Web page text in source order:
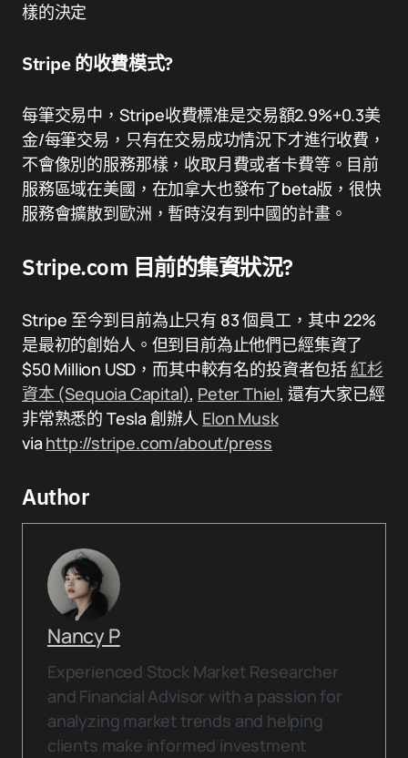
樣的決定
Stripe 的收費模式?
每筆交易中，Stripe收費標准是交易額2.9%+0.3美
金/每筆交易，只有在交易成功情況下才進行收費，
不會像別的服務那樣，收取月費或者卡費等。目前
服務區域在美國，在加拿大也發布了beta版，很快
服務會擴散到歐洲，暫時沒有到中國的計畫。
Stripe.com 目前的集資狀況?
Stripe 至今到目前為止只有 83 個員工，其中 22%
是最初的創始人。但到目前為止他們已經集資了
$50 Million USD，而其中較有名的投資者包括 紅杉
資本 (Sequoia Capital), Peter Thiel, 還有大家已經
非常熟悉的 Tesla 創辦人 Elon Musk
via http://stripe.com/about/press
Author
Nancy P
Experienced Stock Market Researcher
and Financial Advisor with a passion for
analyzing market trends and helping
clients make informed investment